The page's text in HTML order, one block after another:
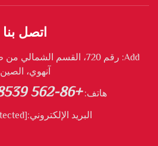
اتصل بنا
آنهوي، الصين
هاتف: +86-562 2888539
البريد الإلكتروني:[email protected]